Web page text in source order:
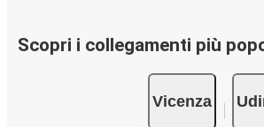
Scopri i collegamenti più
Vicenza